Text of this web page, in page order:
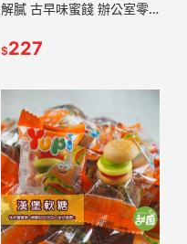
解膩 古早味蜜餞 辦公室零
園】
$227